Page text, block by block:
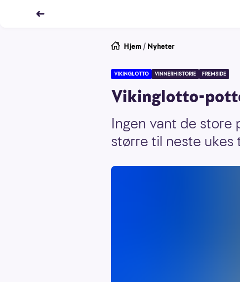
Hjem / Nyheter
VIKINGLOTTO VINNERHISTORIE FREMSIDE
Vikinglotto-
Ingen vant de store
større til neste ukes